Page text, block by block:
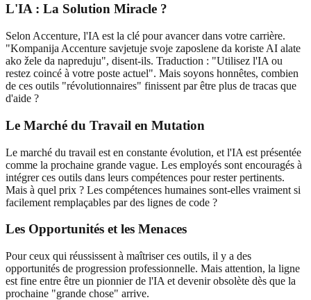
L'IA : La Solution Miracle ?
Selon Accenture, l'IA est la clé pour avancer dans votre carrière.
"Kompanija Accenture savjetuje svoje zaposlene da koriste AI alate
ako žele da napreduju", disent-ils. Traduction : "Utilisez l'IA ou
restez coincé à votre poste actuel". Mais soyons honnêtes, combien
de ces outils "révolutionnaires" finissent par être plus de tracas que
d'aide ?
Le Marché du Travail en Mutation
Le marché du travail est en constante évolution, et l'IA est présentée
comme la prochaine grande vague. Les employés sont encouragés à
intégrer ces outils dans leurs compétences pour rester pertinents.
Mais à quel prix ? Les compétences humaines sont-elles vraiment si
facilement remplaçables par des lignes de code ?
Les Opportunités et les Menaces
Pour ceux qui réussissent à maîtriser ces outils, il y a des
opportunités de progression professionnelle. Mais attention, la ligne
est fine entre être un pionnier de l'IA et devenir obsolète dès que la
prochaine "grande chose" arrive.